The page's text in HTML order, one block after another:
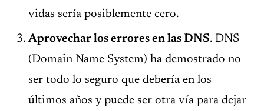
vidas sería posiblemente cero.
Aprovechar los errores en las DNS. DNS
(Domain Name System) ha demostrado no
ser todo lo seguro que debería en los
últimos años y puede ser otra vía para dejar